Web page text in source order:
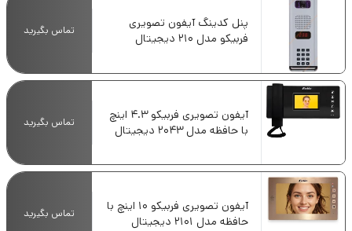
پنل کدینگ آیفون تصویری
فربیکو مدل 210 دیجیتال
تماس بگیرید
آیفون تصویری فربیکو 4.3 اینچ
با حافظه مدل 2043 دیجیتال
تماس بگیرید
آیفون تصویری فربیکو 10 اینچ با
حافظه مدل 2101 دیجیتال
تماس بگیرید